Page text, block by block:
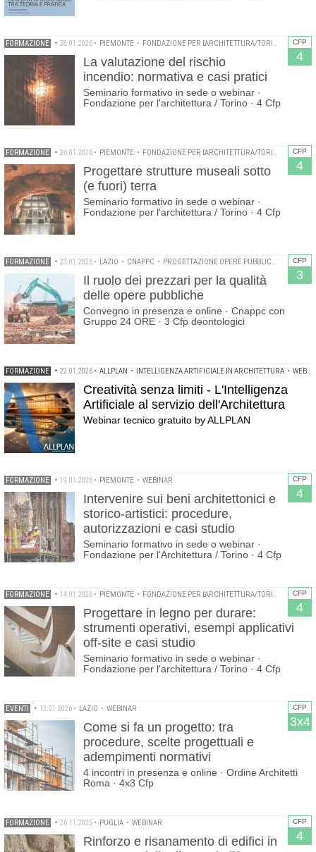
CFP
4
FORMAZIONE • 28.01.2026 • PIEMONTE • FONDAZIONE PER L'ARCHITETTURA/TORINO
La valutazione del rischio
incendio: normativa e casi pratici
Seminario formativo in sede o webinar ·
Fondazione per l'architettura / Torino · 4 Cfp
CFP
4
FORMAZIONE • 26.01.2026 • PIEMONTE • FONDAZIONE PER L'ARCHITETTURA/TORINO
Progettare strutture museali sotto
(e fuori) terra
Seminario formativo in sede o webinar ·
Fondazione per l'architettura / Torino · 4 Cfp
CFP
3
FORMAZIONE • 23.01.2026 • LAZIO • CNAPPC • PROGETTAZIONE OPERE PUBBLICHE
Il ruolo dei prezzari per la qualità
delle opere pubbliche
Convegno in presenza e online · Cnappc con
Gruppo 24 ORE · 3 Cfp deontologici
FORMAZIONE • 22.01.2026 • ALLPLAN • INTELLIGENZA ARTIFICIALE IN ARCHITETTURA • WEBINAR
Creatività senza limiti - L'Intelligenza
Artificiale al servizio dell'Architettura
Webinar tecnico gratuito by ALLPLAN
CFP
4
FORMAZIONE • 19.01.2026 • PIEMONTE • WEBINAR
Intervenire sui beni architettonici e
storico-artistici: procedure,
autorizzazioni e casi studio
Seminario formativo in sede o webinar ·
Fondazione per l'Architettura / Torino · 4 Cfp
CFP
4
FORMAZIONE • 14.01.2026 • PIEMONTE • FONDAZIONE PER L'ARCHITETTURA/TORINO
Progettare in legno per durare:
strumenti operativi, esempi applicativi
off-site e casi studio
Seminario formativo in sede o webinar ·
Fondazione per l'architettura / Torino · 4 Cfp
CFP
3x4
EVENTI • 12.01.2026 • LAZIO • WEBINAR
Come si fa un progetto: tra
procedure, scelte progettuali e
adempimenti normativi
4 incontri in presenza e online · Ordine Architetti
Roma · 4x3 Cfp
CFP
4
FORMAZIONE • 26.11.2025 • PUGLIA • WEBINAR
Rinforzo e risanamento di edifici in